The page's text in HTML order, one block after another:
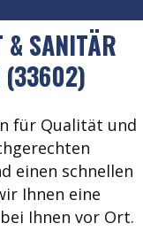
& SANITÄR
(33602)
für Qualität und
einen schnellen
Ihnen eine
Ihnen vor Ort.